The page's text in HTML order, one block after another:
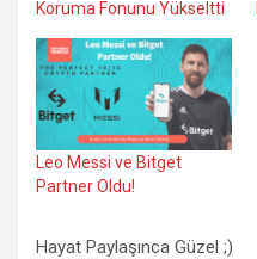
Koruma Fonunu Yükseltti
Leo Messi ve Bitget
Partner Oldu!
Hayat Paylaşınca Güzel ;)